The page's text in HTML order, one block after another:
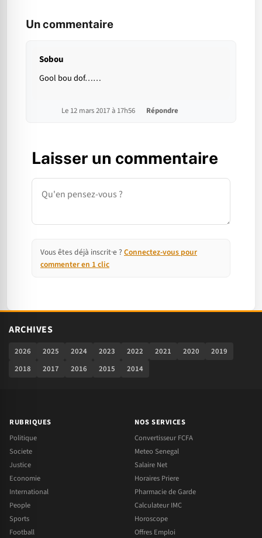
Un commentaire
Sobou
Gool bou dof……
Le 12 mars 2017 à 17h56 Répondre
Laisser un commentaire
Commentaire
Vous êtes déjà inscrit·e ? Connectez-vous pour
commenter en 1 clic
ARCHIVES
2026 2025 2024 2023 2022 2021 2020
2019
2018
2017 2016 2015 2014
RUBRIQUES
Politique
Societe
Justice
Economie
International
People
Sports
Football
NOS SERVICES
Convertisseur FCFA
Meteo Senegal
Salaire Net
Horaires Priere
Pharmacie de Garde
Calculateur IMC
Horoscope
Offres Emploi